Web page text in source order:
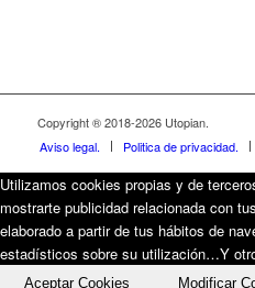
Copyright ® 2018-2026 Utopian.
Aviso legal.
Politica de privacidad.
Utilizamos cookies propias y de
mostrarte publicidad relacionada con
elaborado a partir de tus hábitos de
estadísticos sobre su utilización…Y
Aceptar Cookies Modificar